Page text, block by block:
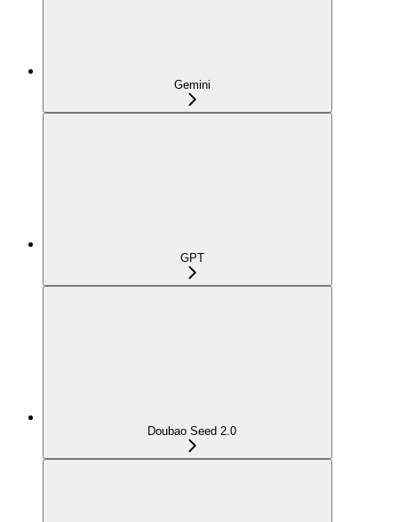
Gemini
GPT
Doubao Seed 2.0